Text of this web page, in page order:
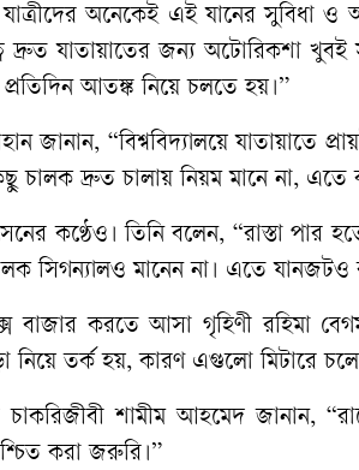
অনেকেই এই যানের সুবিধা ও
দ্রুত যাতায়াতের জন্য অটোরিকশা
আতঙ্ক নিয়ে চলতে হয়।”
জানান, “বিশ্ববিদ্যালয়ে যাতায়াতে
চালক দ্রুত চালায় নিয়ম মানে না, এতে
কণ্ঠেও। তিনি বলেন, “রাস্তা পার
সিগন্যালও মানেন না। এতে যানজটও
বাজার করতে আসা গৃহিণী রহিমা
তর্ক হয়, কারণ এগুলো মিটারে চলে
চাকরিজীবী শামীম আহমেদ জানান,
করা জরুরি।”